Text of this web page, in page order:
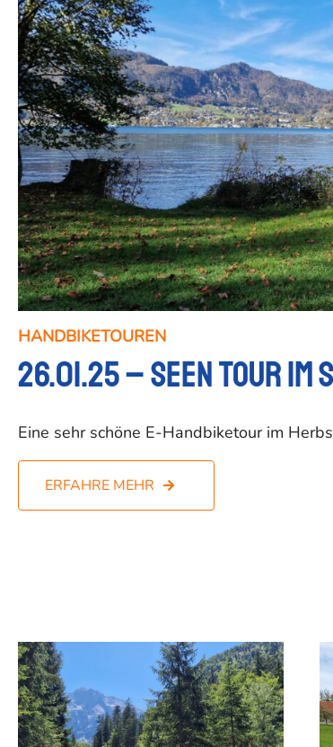
HANDBIKETOUREN
26.01.25 – Seen Tour
Eine sehr schöne E-Handbiketour im
ERFAHRE MEHR